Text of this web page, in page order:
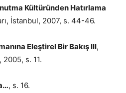
Kültüründen Hatırlama
İstanbul, 2007, s. 44-46.
Eleştirel Bir Bakış III,
2005, s. 11.
, s. 16.